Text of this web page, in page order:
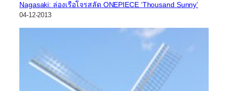
Nagasaki: ล่องเรือโจรสลัด ONEPIECE ‘Thousand Sunny’
04-12-2013